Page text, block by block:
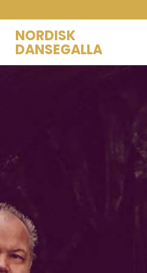
NORDISK
DANSEGALLA